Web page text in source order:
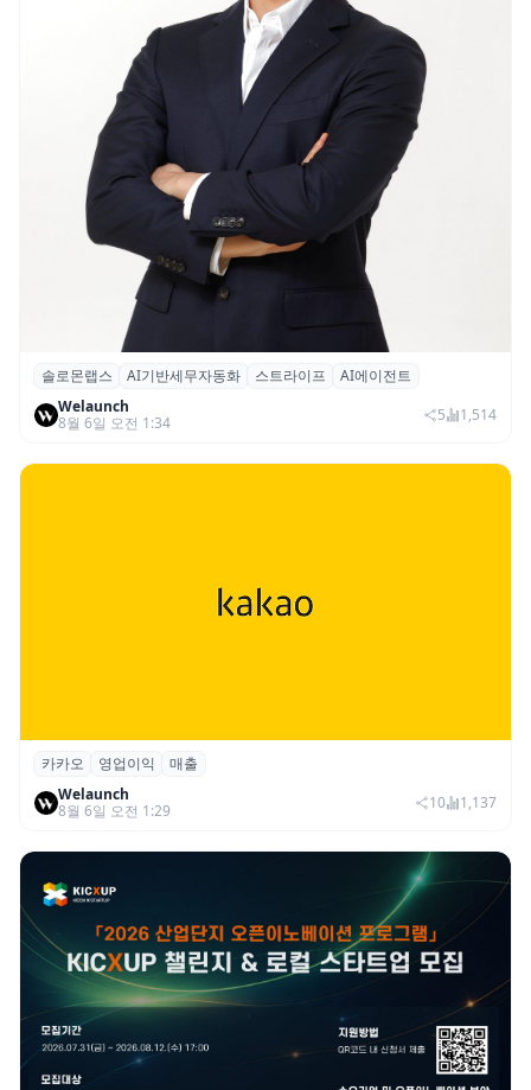
솔로몬랩스, 스트라이프 출신 이창헌 영입…
절세 전략 AI 에이전트 개발 본격화
솔로몬랩스 AI기반세무자동화 스트라이프
AI에이전트
Welaunch
8월 6일 오전 1:34
5 1,514
카카오, 2026년 2분기 매출 2조985억·영업
이익 2770억…역대 분기 최대
카카오 영업이익
매출
Welaunch
8월 6일 오전 1:29
10 1,137